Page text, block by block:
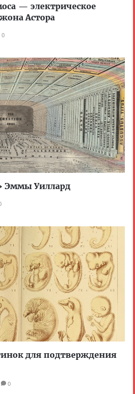
— электрическое
Астора
0
Эммы Уиллард
для подтверждения
0